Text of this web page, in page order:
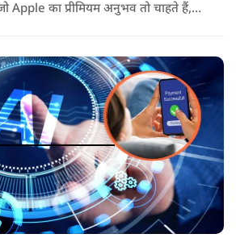
Apple का प्रीमियम अनुभव तो चाहते हैं,